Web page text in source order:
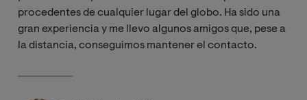
procedentes de cualquier lugar del globo. Ha sido una
gran experiencia y me llevo algunos amigos que, pese a
la distancia, conseguimos mantener el contacto.